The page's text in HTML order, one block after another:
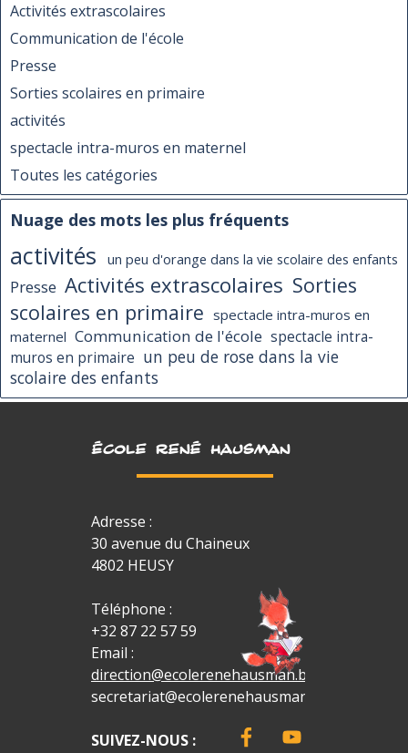
Activités extrascolaires
Communication de l'école
Presse
Sorties scolaires en primaire
activités
spectacle intra-muros en maternel
Toutes les catégories
Nuage des mots les plus fréquents
activités un peu d'orange dans la vie scolaire des enfants
Presse Activités extrascolaires Sorties
scolaires en primaire spectacle intra-muros en
maternel Communication de l'école spectacle intra-
muros en primaire un peu de rose dans la vie
scolaire des enfants
ÉCOLE RENÉ HAUSMAN
Adresse :
30 avenue du Chaineux
4802 HEUSY
Téléphone :
+32 87 22 57 59
Email :
direction@ecolerenehausman.be
secretariat@ecolerenehausman.be
SUIVEZ-NOUS :